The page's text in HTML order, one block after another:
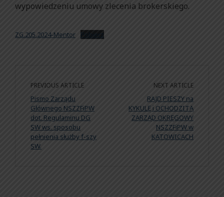
wypowiedzeniu umowy zlecenia brokerskiego.
ZG.205.2024-Mentor
PREVIOUS ARTICLE
Pismo Zarządu
Głównego NSZZFiPW
dot. Regulaminu DG
SW ws. sposobu
pełnienia służby f-szy
SW.
NEXT ARTICLE
RAJD PIESZY na
KYKULĘ i OCHODZITĄ
ZARZĄD OKRĘGOWY
NSZZFiPW w
KATOWICACH